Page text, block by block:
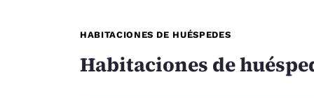
HABITACIONES DE HUÉSPEDES
Habitaciones de